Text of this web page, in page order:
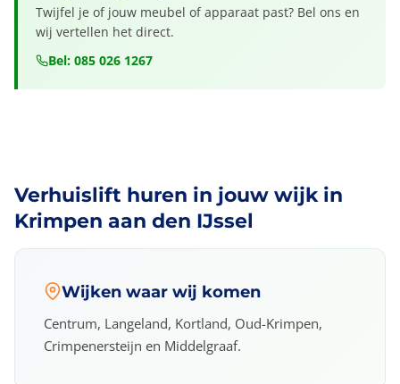
Twijfel je of jouw meubel of apparaat past? Bel ons en
wij vertellen het direct.
Bel: 085 026 1267
Verhuislift huren in jouw wijk in
Krimpen aan den IJssel
Wijken waar wij komen
Centrum, Langeland, Kortland, Oud-Krimpen,
Crimpenersteijn en Middelgraaf.